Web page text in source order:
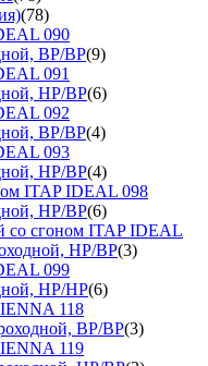
(78)
090
ВР/ВР(9)
091
НР/ВР(6)
092
ВР/ВР(4)
093
НР/ВР(4)
ITAP IDEAL 098
НР/ВР(6)
со сгоном ITAP IDEAL
НР/ВР(3)
099
НР/НР(6)
118
ВР/ВР(3)
119